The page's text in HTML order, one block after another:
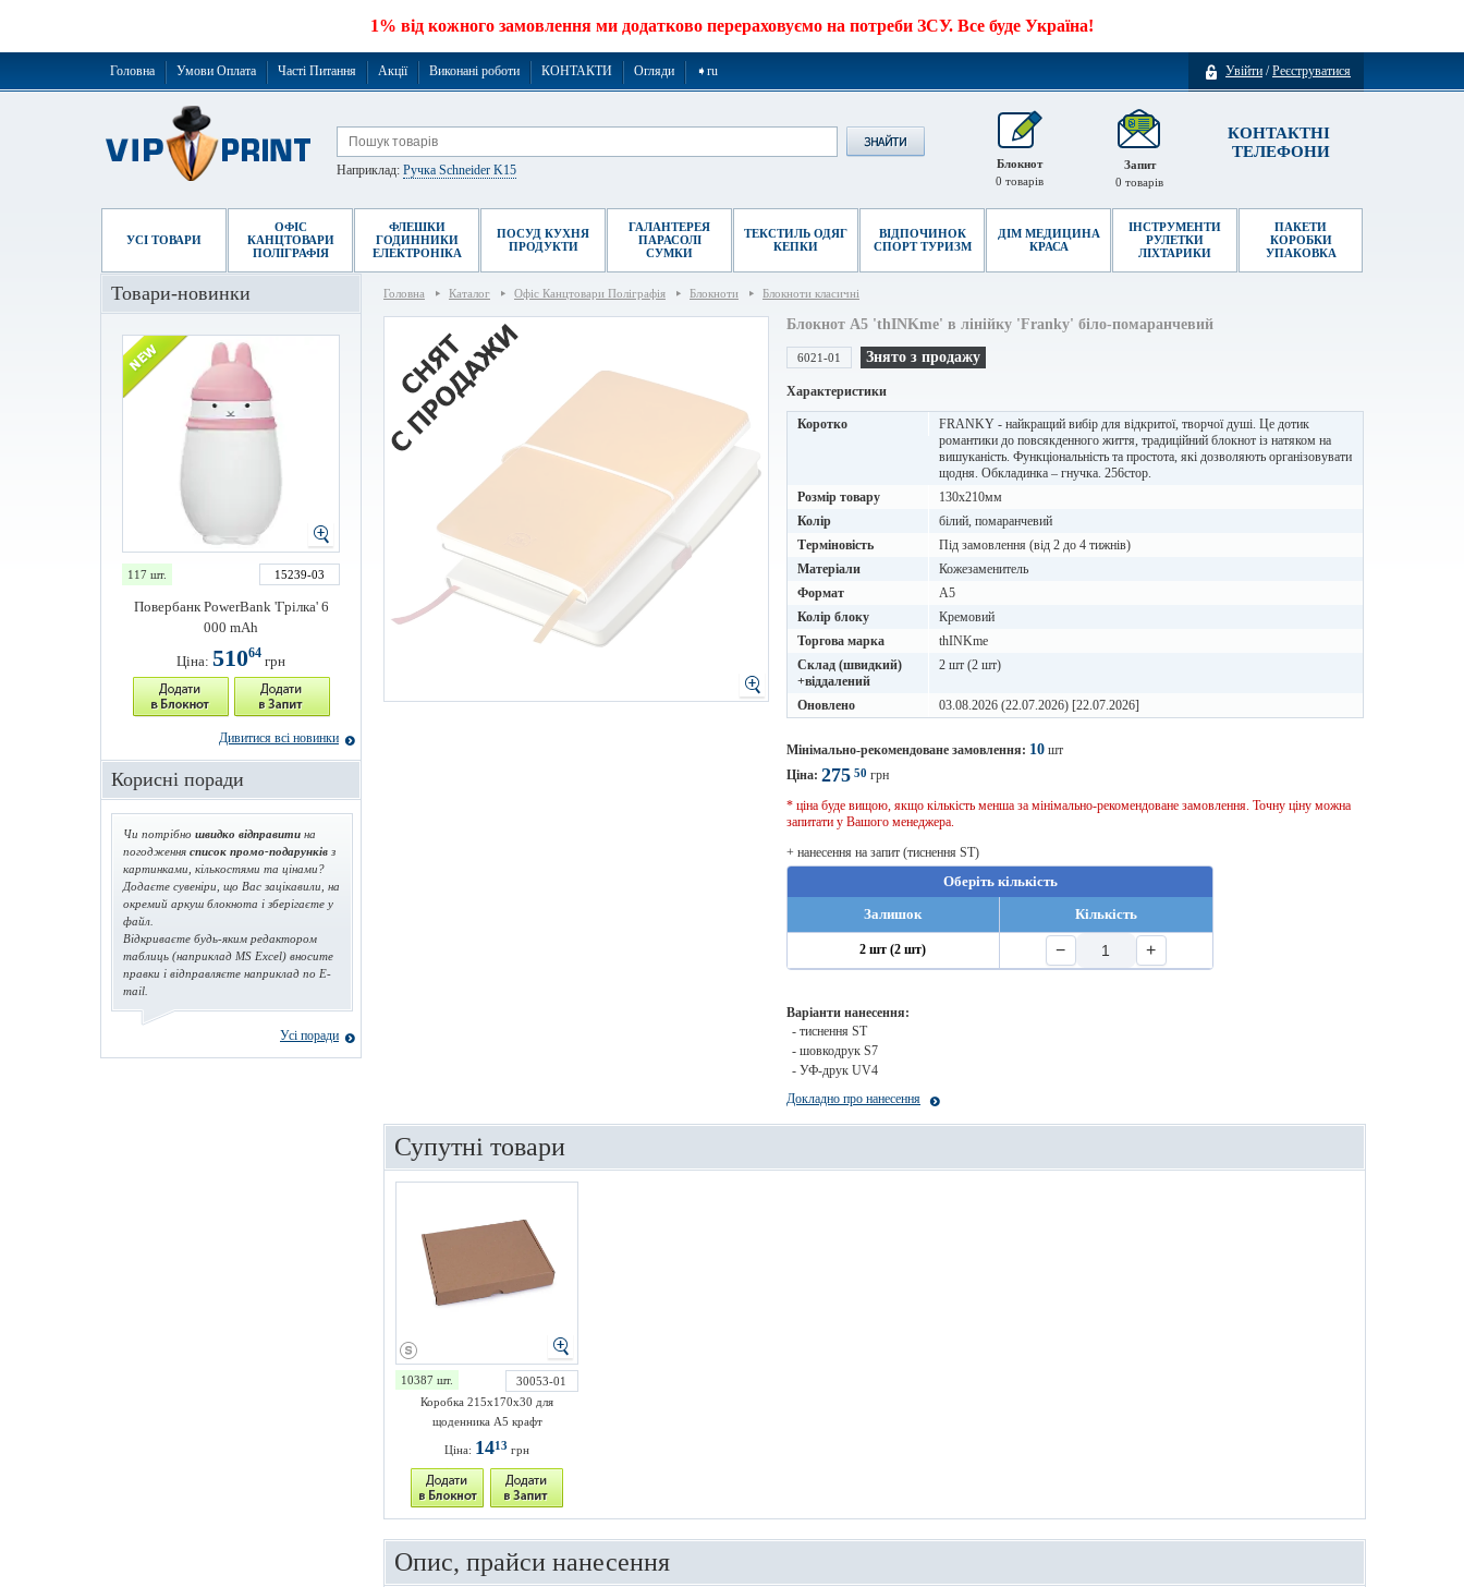
1% від кожного замовлення ми додатково перераховуємо на потреби ЗСУ. Все буде Україна!
Увійти /Реєструватися
Головна Умови Оплата Часті Питання Акції Виконані роботи КОНТАКТИ Огляди ➧ru
КОНТАКТНІ
ТЕЛЕФОНИ
Запит
0 товарів
Наприклад: Ручка Schneider K15
Блокнот
0 товарів
УСІ ТОВАРИ
ОФІС
КАНЦТОВАРИ
ПОЛІГРАФІЯ
ФЛЕШКИ
ГОДИННИКИ
ЕЛЕКТРОНІКА
ПОСУД КУХНЯ
ПРОДУКТИ
ГАЛАНТЕРЕЯ
ПАРАСОЛІ
СУМКИ
ТЕКСТИЛЬ ОДЯГ
КЕПКИ
ВІДПОЧИНОК
СПОРТ ТУРИЗМ
ДІМ МЕДИЦИНА
КРАСА
ІНСТРУМЕНТИ
РУЛЕТКИ
ЛІХТАРИКИ
ПАКЕТИ
КОРОБКИ
УПАКОВКА
Головна Каталог Офіс Канцтовари Поліграфія Блокноти Блокноти класичні
Блокнот A5 'thINKme' в лінійку 'Franky' біло-помаранчевий
6021-01 Знято з продажу
Характеристики
Коротко
FRANKY - найкращий вибір для відкритої, творчої душі. Це дотик
романтики до повсякденного життя, традиційний блокнот із натяком на
вишуканість. Функціональність та простота, які дозволяють організовувати
щодня. Обкладинка – гнучка. 256стор.
Розмір товару
130х210мм
Колір
білий, помаранчевий
Терміновість
Під замовлення (від 2 до 4 тижнів)
Матеріали
Кожезаменитель
Формат
A5
Колір блоку
Кремовий
Торгова марка
thINKme
Склад (швидкий)
+віддалений
2 шт (2 шт)
Оновлено 03.08.2026 (22.07.2026) [22.07.2026]
Мінімально-рекомендоване замовлення: 10 шт
Ціна: 275 50 грн
* ціна буде вищою, якщо кількість менша за мінімально-рекомендоване замовлення. Точну ціну можна
запитати у Вашого менеджера.
+ нанесення на запит (тиснення ST)
Оберіть кількість
Залишок
Кількість
2 шт (2 шт) − +
Варіанти нанесення:
- тиснення ST
- шовкодрук S7
- УФ-друк UV4
Докладно про нанесення
Супутні товари
10387 шт.
30053-01
Коробка 215х170х30 для
щоденника А5 крафт
Ціна: 1413 грн
Опис, прайси нанесення
Товари-новинки
117 шт. 15239-03
Повербанк PowerBank 'Грілка' 6
000 mAh
Ціна: 51064 грн
Дивитися всі новинки
Корисні поради
Чи потрібно швидко відправити на
погодження список промо-подарунків з
картинками, кількостями та цінами?
Додаєте сувеніри, що Вас зацікавили, на
окремий аркуш блокнота і зберігаєте у
файл.
Відкриваєте будь-яким редактором
таблиць (наприклад MS Excel) вносите
правки і відправляєте наприклад по E-
mail.
Усі поради